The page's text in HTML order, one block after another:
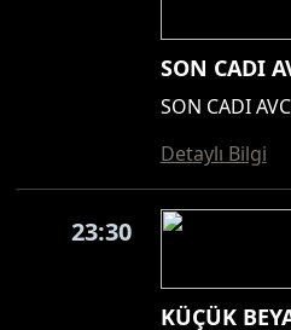
SON CADI
SON CADI
Detaylı Bilgi
23:30
KÜÇÜK